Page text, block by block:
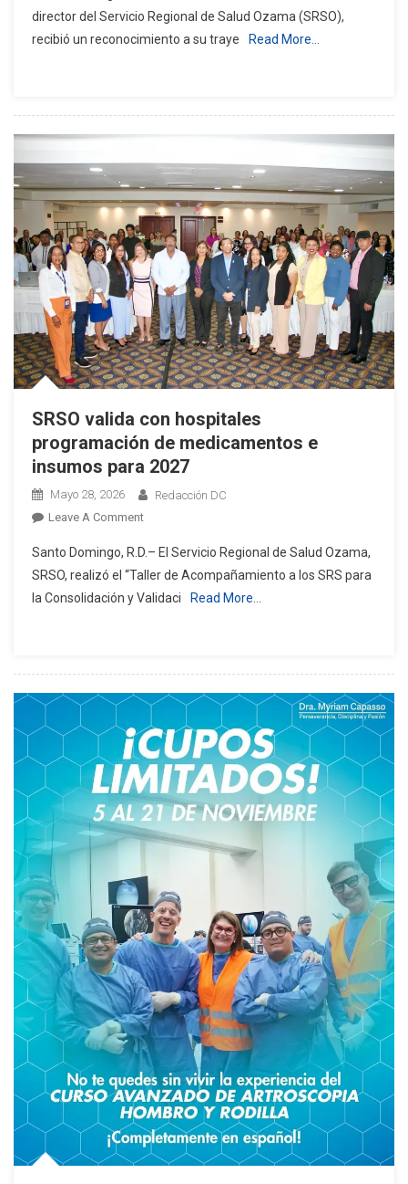
Del
Dr.
Jornada
Científica
director del Servicio Regional de Salud Ozama (SRSO),
recibió un reconocimiento a su traye
Read More…
SRSO valida con hospitales
programación de medicamentos e
insumos para 2027
Mayo 28, 2026
Redacción DC
Leave A CommentOn
Valida
Con
Hospitales
Insumos
Para
2027
Santo Domingo, R.D.– El Servicio Regional de Salud Ozama,
SRSO, realizó el “Taller de Acompañamiento a los SRS para
la Consolidación y Validaci
Read More…